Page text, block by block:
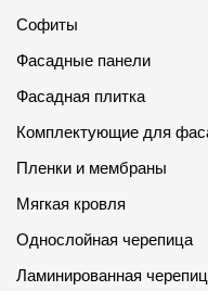
Софиты
Фасадные панели
Фасадная плитка
Комплектующие для
Пленки и мембраны
Мягкая кровля
Однослойная черепица
Ламинированная